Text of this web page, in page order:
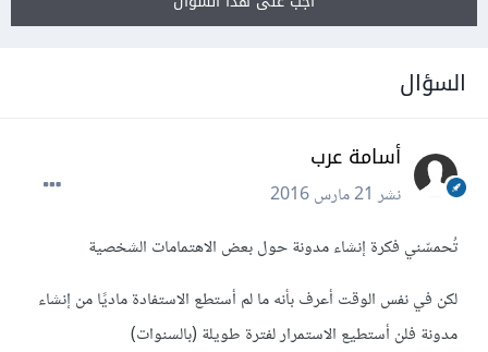
السؤال
أسامة عرب
نشر21 مارس 2016
تُحمسّني فكرة إنشاء مدونة حول بعض الاهتمامات الشخصية
لكن في نفس الوقت أعرف بأنه ما لم أستطع الاستفادة ماديًا من إنشاء
مدونة فلن أستطيع الاستمرار لفترة طويلة (بالسنوات)